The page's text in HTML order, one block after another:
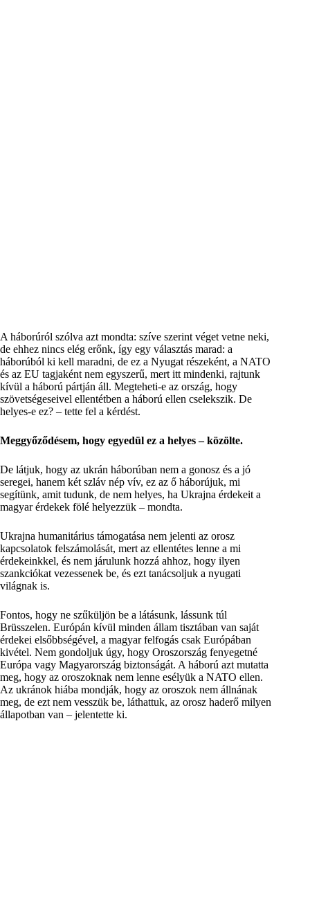
A háborúról szólva azt mondta: szíve szerint véget vetne neki,
de ehhez nincs elég erőnk, így egy választás marad: a
háborúból ki kell maradni, de ez a Nyugat részeként, a NATO
és az EU tagjaként nem egyszerű, mert itt mindenki, rajtunk
kívül a háború pártján áll. Megteheti-e az ország, hogy
szövetségeseivel ellentétben a háború ellen cselekszik. De
helyes-e ez? – tette fel a kérdést.
Meggyőződésem, hogy egyedül ez a helyes – közölte.
De látjuk, hogy az ukrán háborúban nem a gonosz és a jó
seregei, hanem két szláv nép vív, ez az ő háborújuk, mi
segítünk, amit tudunk, de nem helyes, ha Ukrajna érdekeit a
magyar érdekek fölé helyezzük – mondta.
Ukrajna humanitárius támogatása nem jelenti az orosz
kapcsolatok felszámolását, mert az ellentétes lenne a mi
érdekeinkkel, és nem járulunk hozzá ahhoz, hogy ilyen
szankciókat vezessenek be, és ezt tanácsoljuk a nyugati
világnak is.
Fontos, hogy ne szűküljön be a látásunk, lássunk túl
Brüsszelen. Európán kívül minden állam tisztában van saját
érdekei elsőbbségével, a magyar felfogás csak Európában
kivétel. Nem gondoljuk úgy, hogy Oroszország fenyegetné
Európa vagy Magyarország biztonságát. A háború azt mutatta
meg, hogy az oroszoknak nem lenne esélyük a NATO ellen.
Az ukránok hiába mondják, hogy az oroszok nem állnának
meg, de ezt nem vesszük be, láthattuk, az orosz haderő milyen
állapotban van – jelentette ki.